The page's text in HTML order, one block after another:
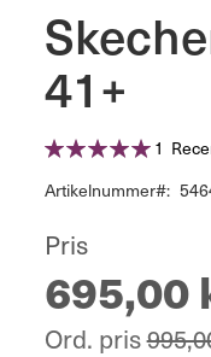
41+
Betyg: 1
Artikelnummer
Pris
695,00
Ord. pris